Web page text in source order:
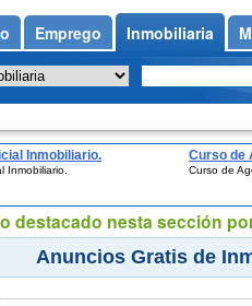
Inmobiliario.
Inmobiliario.
Curso de
Curso de
Anuncios Gratis de
Emprego Inmobiliaria
destacado nesta sección